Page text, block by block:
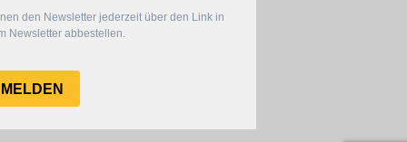
den Newsletter jederzeit über den Link in
Newsletter abbestellen.